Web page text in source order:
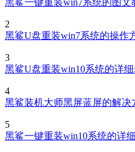
黑鲨一键重装win7系统的图文
2
黑鲨U盘重装win7系统的操作
3
黑鲨U盘重装win10系统的详
4
黑鲨装机大师黑屏蓝屏的解决
5
黑鲨一键重装win10系统的详